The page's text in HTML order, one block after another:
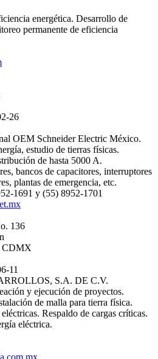
energética. Desarrollo de
permanente de eficiencia
26
OEM Schneider Electric México.
estudio de tierras físicas.
de hasta 5000 A.
bancos de capacitores, interruptores
plantas de emergencia, etc.
1691 y (55) 8952-1701
136
CDMX
11
S.A. DE C.V.
y ejecución de proyectos.
de malla para tierra física.
Respaldo de cargas críticas.
eléctrica.